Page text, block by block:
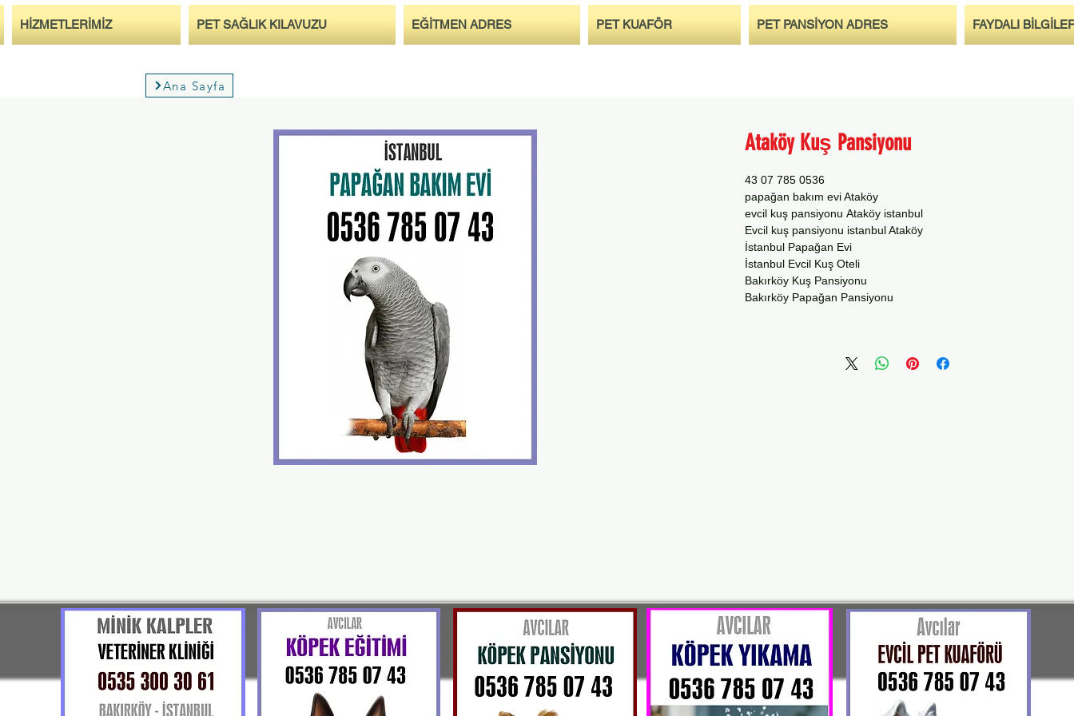
HİZMETLERİMİZ PET SAĞLIK KILAVUZU EĞİTMEN ADRES PET KUAFÖR PET PANSİYON ADRES FAYDALI
Ana Sayfa
Ataköy Kuş Pansiyonu
papağan bakım evi Ataköy
evcil kuş pansiyonu Ataköy istanbul
Evcil kuş pansiyonu istanbul Ataköy
İstanbul Papağan Evi
İstanbul Evcil Kuş Oteli
Bakırköy Kuş Pansiyonu
Bakırköy Papağan Pansiyonu